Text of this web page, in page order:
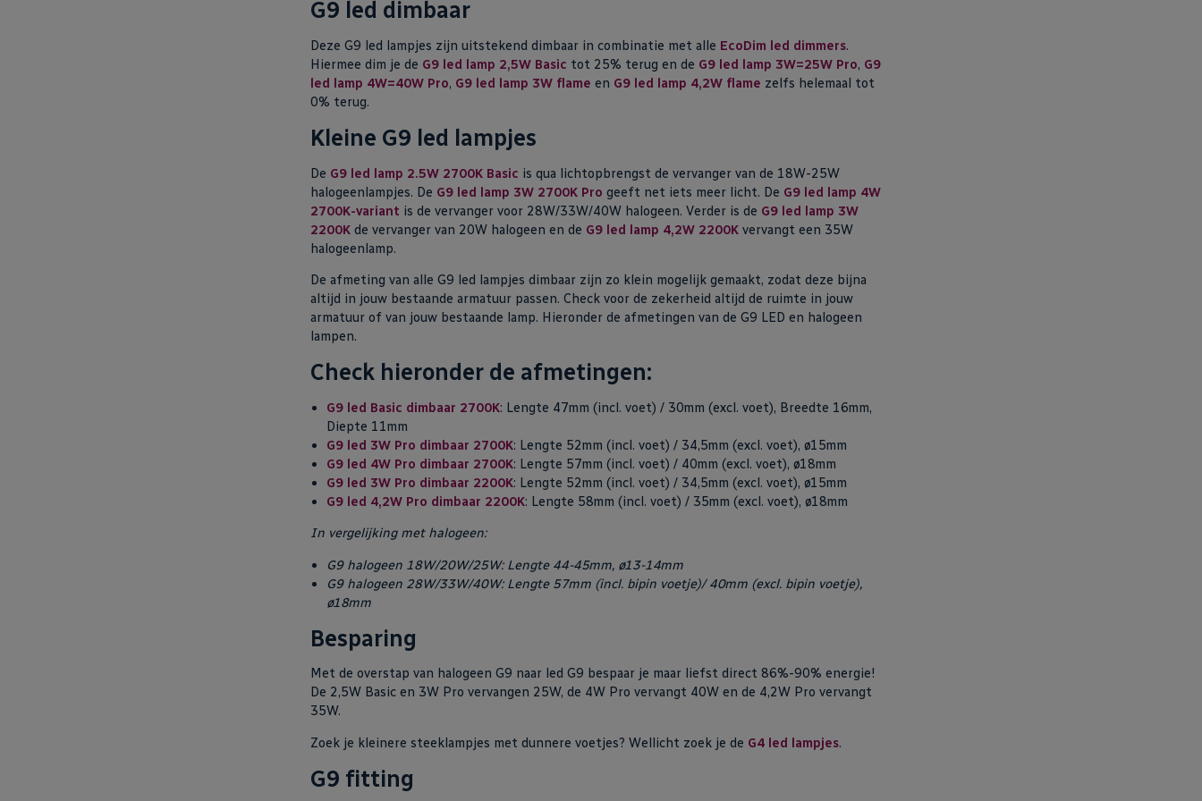
G9 led dimbaar
Deze G9 led lampjes zijn uitstekend dimbaar in combinatie met alle EcoDim led dimmers.
Hiermee dim je de G9 led lamp 2,5W Basic tot 25% terug en de G9 led lamp 3W=25W Pro, G9
led lamp 4W=40W Pro, G9 led lamp 3W flame en G9 led lamp 4,2W flame zelfs helemaal tot
0% terug.
Kleine G9 led lampjes
De G9 led lamp 2.5W 2700K Basic is qua lichtopbrengst de vervanger van de 18W-25W
halogeenlampjes. De G9 led lamp 3W 2700K Pro geeft net iets meer licht. De G9 led lamp 4W
2700K-variant is de vervanger voor 28W/33W/40W halogeen. Verder is de G9 led lamp 3W
2200Kde vervanger van 20W halogeen en de G9 led lamp 4,2W 2200Kvervangt een 35W
halogeenlamp.
De afmeting van alle G9 led lampjes dimbaar zijn zo klein mogelijk gemaakt, zodat deze bijna
altijd in jouw bestaande armatuur passen. Check voor de zekerheid altijd de ruimte in jouw
armatuur of van jouw bestaande lamp. Hieronder de afmetingen van de G9 LED en halogeen
lampen.
Check hieronder de afmetingen:
G9 led Basic dimbaar 2700K: Lengte 47mm (incl. voet) / 30mm (excl. voet), Breedte 16mm,
Diepte 11mm
G9 led 3W Pro dimbaar 2700K: Lengte 52mm (incl. voet) / 34,5mm (excl. voet), ø15mm
G9 led 4W Pro dimbaar 2700K: Lengte 57mm (incl. voet) / 40mm (excl. voet), ø18mm
G9 led 3W Pro dimbaar 2200K: Lengte 52mm (incl. voet) / 34,5mm (excl. voet), ø15mm
G9 led 4,2W Pro dimbaar 2200K: Lengte 58mm (incl. voet) / 35mm (excl. voet), ø18mm
In vergelijking met halogeen:
G9 halogeen 18W/20W/25W: Lengte 44-45mm, ø13-14mm
G9 halogeen 28W/33W/40W: Lengte 57mm (incl. bipin voetje)/ 40mm (excl. bipin voetje),
ø18mm
Besparing
Met de overstap van halogeen G9 naar led G9 bespaar je maar liefst direct 86%-90% energie!
De 2,5W Basic en 3W Pro vervangen 25W, de 4W Pro vervangt 40W en de 4,2W Pro vervangt
35W.
Zoek je kleinere steeklampjes met dunnere voetjes? Wellicht zoek je de G4 led lampjes.
G9 fitting